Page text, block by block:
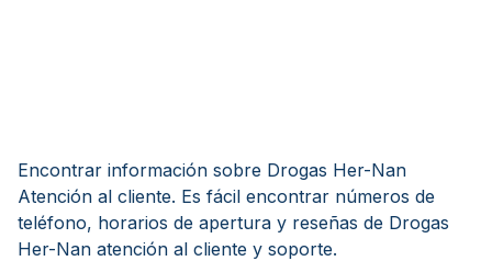
Encontrar información sobre Drogas Her-Nan
Atención al cliente. Es fácil encontrar números de
teléfono, horarios de apertura y reseñas de Drogas
Her-Nan atención al cliente y soporte.